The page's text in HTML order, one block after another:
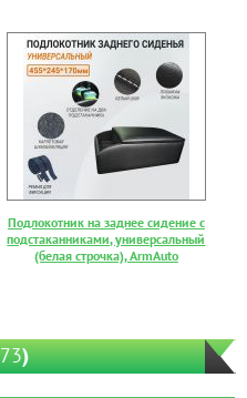
Подлокотник на заднее сидение с
подстаканниками, универсальный
(белая строчка), ArmAuto
73)